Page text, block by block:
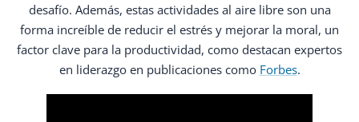
desafío. Además, estas actividades al aire libre son una
forma increíble de reducir el estrés y mejorar la moral, un
factor clave para la productividad, como destacan expertos
en liderazgo en publicaciones como Forbes.